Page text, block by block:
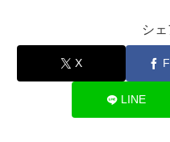
シェ
X
LINE